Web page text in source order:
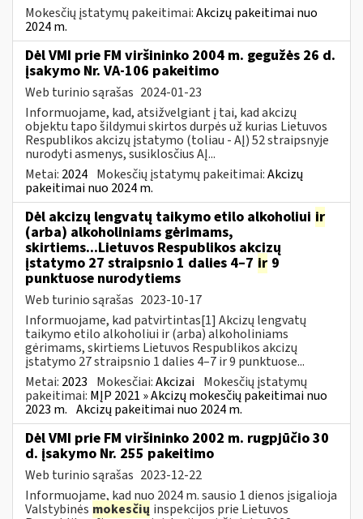
Mokesčių įstatymų pakeitimai:Akcizų pakeitimai nuo
2024 m.
Dėl VMI prie FM viršininko 2004 m. gegužės 26 d.
įsakymo Nr. VA-106 pakeitimo
Web turinio sąrašas 2024-01-23
Informuojame, kad, atsižvelgiant į tai, kad akcizų
objektu tapo šildymui skirtos durpės už kurias Lietuvos
Respublikos akcizų įstatymo (toliau - AĮ) 52 straipsnyje
nurodyti asmenys, susiklosčius AĮ...
Metai: 2024 Mokesčių įstatymų pakeitimai:Akcizų
pakeitimai nuo 2024 m.
Dėl akcizų lengvatų taikymo etilo alkoholiui ir
(arba) alkoholiniams gėrimams,
skirtiems...Lietuvos Respublikos akcizų
įstatymo 27 straipsnio 1 dalies 4–7 ir 9
punktuose nurodytiems
Web turinio sąrašas 2023-10-17
Informuojame, kad patvirtintas[1] Akcizų lengvatų
taikymo etilo alkoholiui ir (arba) alkoholiniams
gėrimams, skirtiems Lietuvos Respublikos akcizų
įstatymo 27 straipsnio 1 dalies 4–7 ir 9 punktuose...
Metai: 2023 Mokesčiai:Akcizai Mokesčių įstatymų
pakeitimai: MĮP 2021 » Akcizų mokesčių pakeitimai nuo
2023 m. Akcizų pakeitimai nuo 2024 m.
Dėl VMI prie FM viršininko 2002 m. rugpjūčio 30
d. įsakymo Nr. 255 pakeitimo
Web turinio sąrašas 2023-12-22
Informuojame, kad nuo 2024 m. sausio 1 dienos įsigalioja
Valstybinės mokesčių inspekcijos prie Lietuvos